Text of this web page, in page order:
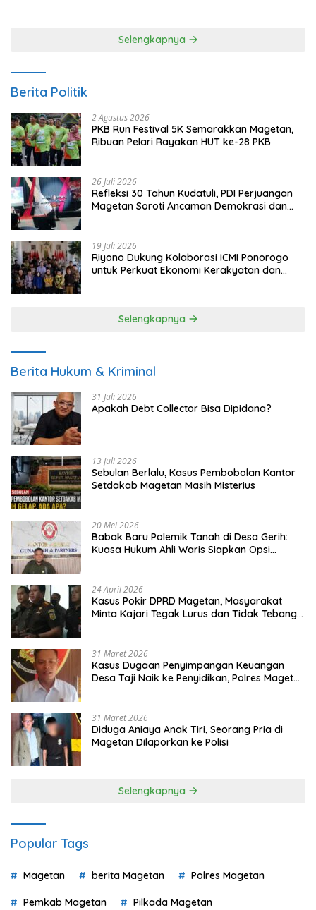
Selengkapnya
Berita Politik
2 Agustus 2026
PKB Run Festival 5K Semarakkan Magetan,
Ribuan Pelari Rayakan HUT ke-28 PKB
26 Juli 2026
Refleksi 30 Tahun Kudatuli, PDI Perjuangan
Magetan Soroti Ancaman Demokrasi dan
19 Juli 2026
Riyono Dukung Kolaborasi ICMI Ponorogo
untuk Perkuat Ekonomi Kerakyatan dan
Selengkapnya
Berita Hukum & Kriminal
31 Juli 2026
Apakah Debt Collector Bisa Dipidana?
13 Juli 2026
Sebulan Berlalu, Kasus Pembobolan Kantor
Setdakab Magetan Masih Misterius
20 Mei 2026
Babak Baru Polemik Tanah di Desa Gerih:
Kuasa Hukum Ahli Waris Siapkan Opsi
24 April 2026
Kasus Pokir DPRD Magetan, Masyarakat
Minta Kajari Tegak Lurus dan Tidak Tebang
31 Maret 2026
Kasus Dugaan Penyimpangan Keuangan
Desa Taji Naik ke Penyidikan, Polres Magetan
31 Maret 2026
Diduga Aniaya Anak Tiri, Seorang Pria di
Magetan Dilaporkan ke Polisi
Selengkapnya
Popular Tags
Magetan berita Magetan Polres Magetan
Pemkab Magetan Pilkada Magetan